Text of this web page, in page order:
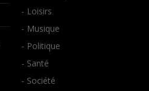
- Loisirs
- Musique
- Politique
- Santé
- Société